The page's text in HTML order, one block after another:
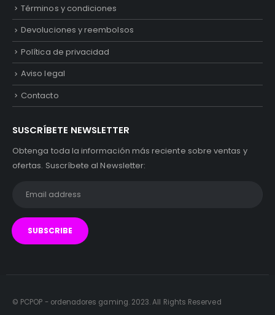
Términos y condiciones
Devoluciones y reembolsos
Política de privacidad
Aviso legal
Contacto
SUSCRÍBETE NEWSLETTER
Obtenga toda la información más reciente sobre ventas y
ofertas. Suscríbete al Newsletter:
© PCPOP - ordenadores gaming. 2023. All Rights Reserved